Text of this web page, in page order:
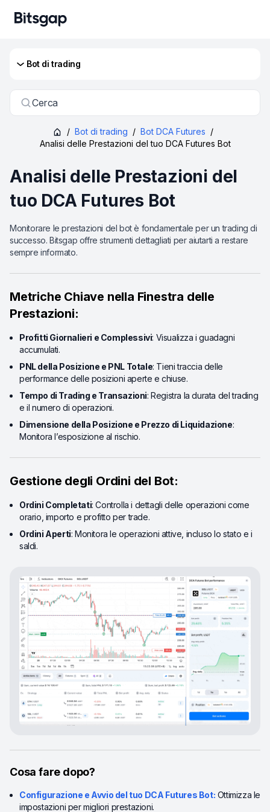
Bot di trading
Cerca
/ Bot di trading / Bot DCA Futures /
Analisi delle Prestazioni del tuo DCA Futures Bot
Analisi delle Prestazioni del
tuo DCA Futures Bot
Monitorare le prestazioni del bot è fondamentale per un trading di
successo. Bitsgap offre strumenti dettagliati per aiutarti a restare
sempre informato.
Metriche Chiave nella Finestra delle
Prestazioni:
Profitti Giornalieri e Complessivi: Visualizza i guadagni
accumulati.
PNL della Posizione e PNL Totale: Tieni traccia delle
performance delle posizioni aperte e chiuse.
Tempo di Trading e Transazioni: Registra la durata del trading
e il numero di operazioni.
Dimensione della Posizione e Prezzo di Liquidazione:
Monitora l’esposizione al rischio.
Gestione degli Ordini del Bot:
Ordini Completati: Controlla i dettagli delle operazioni come
orario, importo e profitto per trade.
Ordini Aperti: Monitora le operazioni attive, incluso lo stato e i
saldi.
Cosa fare dopo?
Configurazione e Avvio del tuo DCA Futures Bot: Ottimizza le
impostazioni per migliori prestazioni.